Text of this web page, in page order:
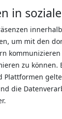
in
um mit den
zu können.
Plattformen
die